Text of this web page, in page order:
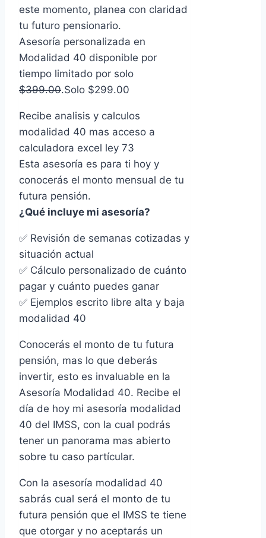
era:
$1,299.00.
es:
$299.00.
este momento, planea con claridad
tu futuro pensionario.
Asesoría personalizada en
Modalidad 40 disponible por
tiempo limitado por solo
$399.00.Solo $299.00
Recibe analisis y calculos
modalidad 40 mas acceso a
calculadora excel ley 73
Esta asesoría es para ti hoy y
conocerás el monto mensual de tu
futura pensión.
¿Qué incluye mi asesoría?
✅ Revisión de semanas cotizadas y
situación actual
✅ Cálculo personalizado de cuánto
pagar y cuánto puedes ganar
✅ Ejemplos escrito libre alta y baja
modalidad 40
Conocerás el monto de tu futura
pensión, mas lo que deberás
invertir, esto es invaluable en la
Asesoría Modalidad 40. Recibe el
día de hoy mi asesoría modalidad
40 del IMSS, con la cual podrás
tener un panorama mas abierto
sobre tu caso partícular.
Con la asesoría modalidad 40
sabrás cual será el monto de tu
futura pensión que el IMSS te tiene
que otorgar y no aceptarás un